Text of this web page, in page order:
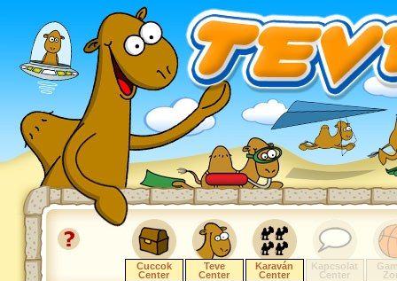
Cuccok
Center
Teve
Center
Karaván
Center
Kapcsolat
Center